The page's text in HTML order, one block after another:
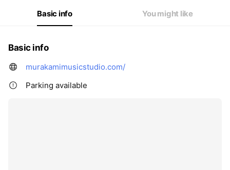
Basic info You might like
Basic info
murakamimusicstudio.com/
Parking available